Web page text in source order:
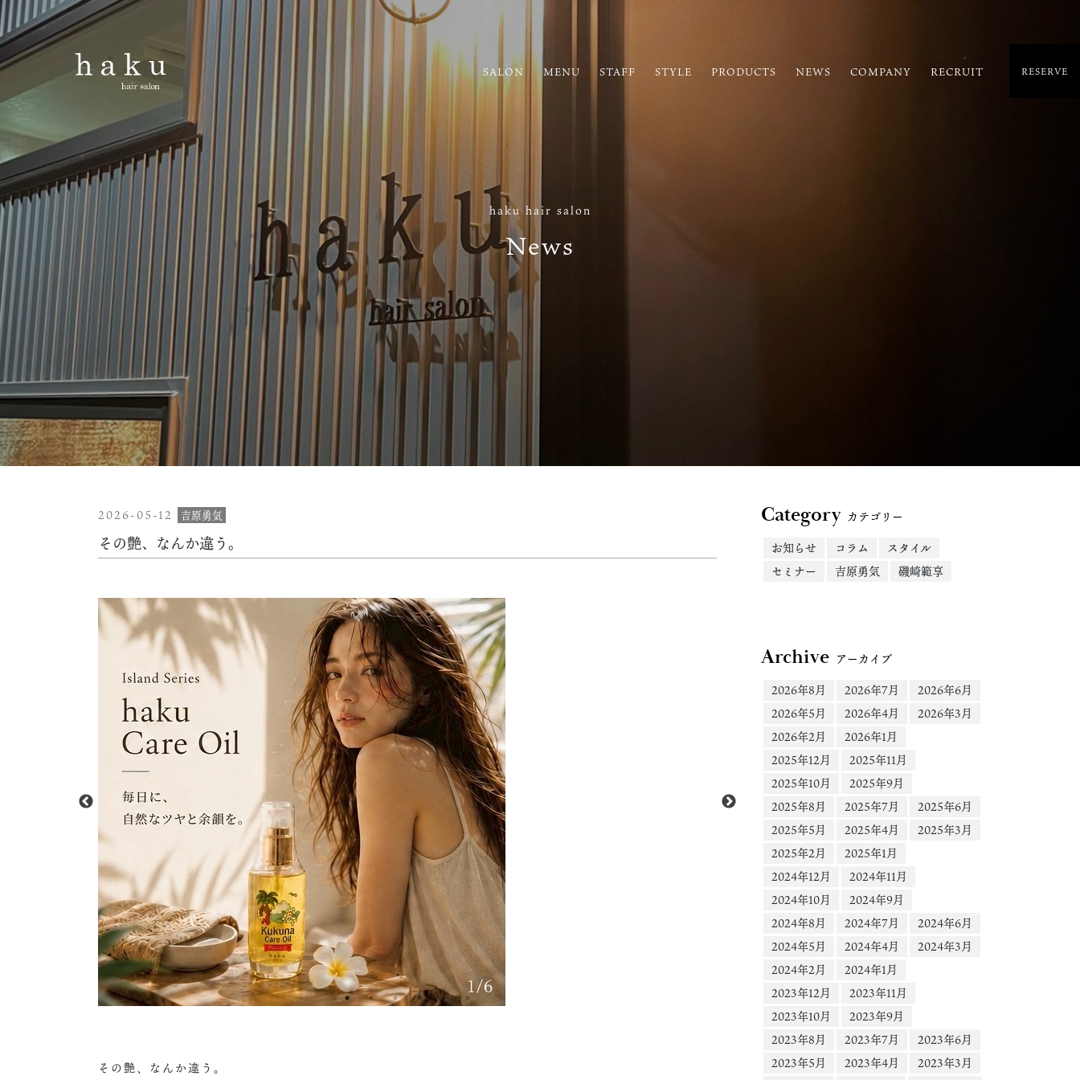
haku hair salon
News
SALON MENU STAFF STYLE PRODUCTS NEWS COMPANY RECRUIT RESERVE
2026-05-12 吉原勇気
その艶、なんか違う。
その艶、なんか違う。
Categoryカテゴリー
お知らせ
コラム
スタイル
セミナー
吉原勇気 磯崎範享
Archive アーカイブ
2026年8月
2026年7月
2026年6月
2026年5月
2026年4月
2026年3月
2026年2月
2026年1月
2025年12月
2025年11月
2025年10月
2025年9月
2025年8月
2025年7月
2025年6月
2025年5月
2025年4月
2025年3月
2025年2月
2025年1月
2024年12月
2024年11月
2024年10月
2024年9月
2024年8月
2024年7月
2024年6月
2024年5月
2024年4月
2024年3月
2024年2月
2024年1月
2023年12月
2023年11月
2023年10月
2023年9月
2023年8月
2023年7月
2023年6月
2023年5月
2023年4月
2023年3月